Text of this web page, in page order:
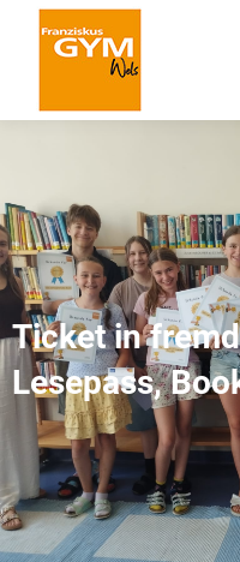
Ticket in
Lesepass,